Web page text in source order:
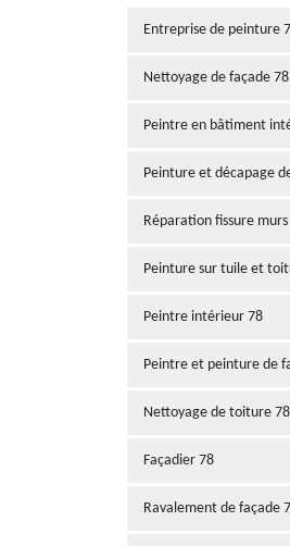
Entreprise de peinture
Nettoyage de façade 78
Peintre en bâtiment
Peinture et décapage
Réparation fissure
Peinture sur tuile et
Peintre intérieur 78
Peintre et peinture de
Nettoyage de toiture 78
Façadier 78
Ravalement de façade